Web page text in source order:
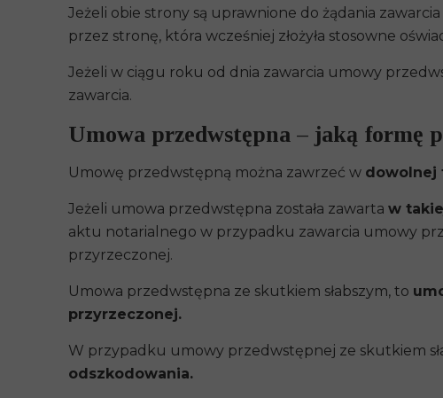
Jeżeli obie strony są uprawnione do żądania
przez stronę, która wcześniej złożyła stosowne
Jeżeli w ciągu roku od dnia zawarcia umowy
zawarcia.
Umowa przedwstępna – jaką formę
Umowę przedwstępną można zawrzeć w dowolnej
Jeżeli umowa przedwstępna została zawarta w
aktu notarialnego w przypadku zawarcia umowy
przyrzeczonej.
Umowa przedwstępna ze skutkiem słabszym, to
przyrzeczonej.
W przypadku umowy przedwstępnej ze skutkiem
odszkodowania.